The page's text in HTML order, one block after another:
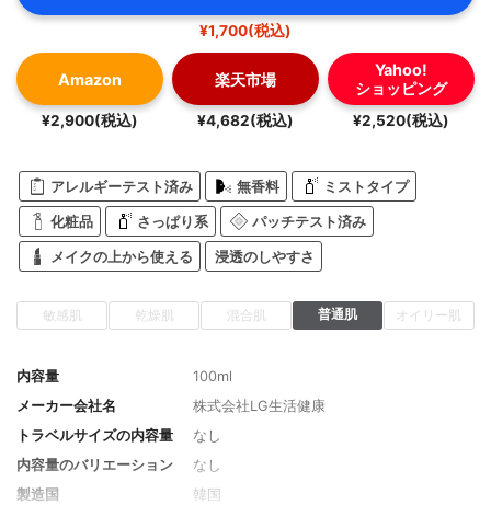
¥1,700(税込)
Amazon
¥2,900(税込)
楽天市場
¥4,682(税込)
Yahoo!
ショッピング
¥2,520(税込)
アレルギーテスト済み 無香料 ミストタイプ
化粧品 さっぱり系 パッチテスト済み
メイクの上から使える 浸透のしやすさ
敏感肌 乾燥肌 混合肌 普通肌 オイリー肌
内容量
100ml
メーカー会社名
株式会社LG生活健康
トラベルサイズの内容量
なし
内容量のバリエーション
なし
製造国
韓国